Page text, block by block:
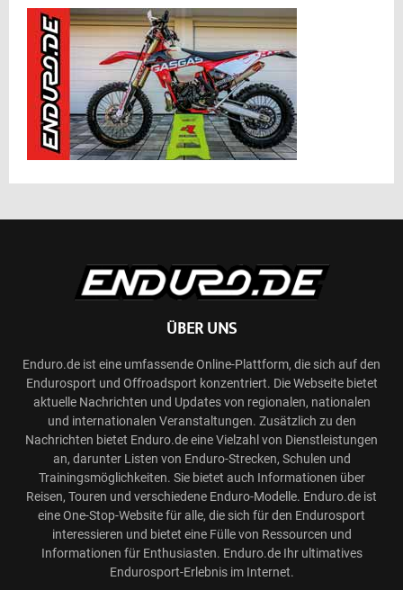
ÜBER UNS
Enduro.de ist eine umfassende Online-Plattform, die sich auf den
Endurosport und Offroadsport konzentriert. Die Webseite bietet
aktuelle Nachrichten und Updates von regionalen, nationalen
und internationalen Veranstaltungen. Zusätzlich zu den
Nachrichten bietet Enduro.de eine Vielzahl von Dienstleistungen
an, darunter Listen von Enduro-Strecken, Schulen und
Trainingsmöglichkeiten. Sie bietet auch Informationen über
Reisen, Touren und verschiedene Enduro-Modelle. Enduro.de ist
eine One-Stop-Website für alle, die sich für den Endurosport
interessieren und bietet eine Fülle von Ressourcen und
Informationen für Enthusiasten. Enduro.de Ihr ultimatives
Endurosport-Erlebnis im Internet.